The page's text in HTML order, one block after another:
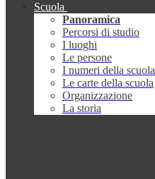
Scuola
Panoramica
Percorsi di studio
I luoghi
Le persone
I numeri della scuola
Le carte della scuola
Organizzazione
La storia